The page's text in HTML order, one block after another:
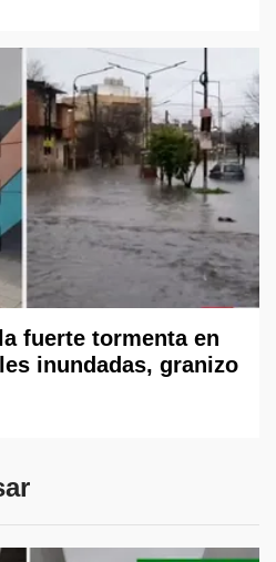
fuerte tormenta en
inundadas, granizo